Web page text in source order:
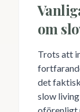
om
Trots att
det
slow